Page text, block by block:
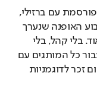
והנה, פחות משנה וחצי מאז התצוגה המפורסמת עם ברזילי,
אלחימיסטר ובני מציגות שוב. הפעם בשבוע האופנה שנערך
בחסות הקורונה במתכונת מצומצמת מאוד. בלי קהל, בלי
תקשורת ועם דוגמניות קבועות שהציגו עבור כל המותגים עם
מכנה משותף אחד: רזות וגבוהות, ובלי שום זכר לדוגמניות